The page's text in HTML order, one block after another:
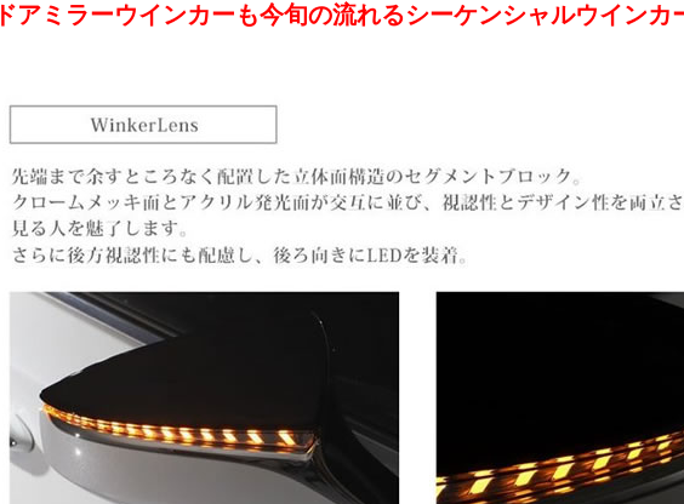
アミラーウインカーも今旬の流れるシーケンシャルウインカ